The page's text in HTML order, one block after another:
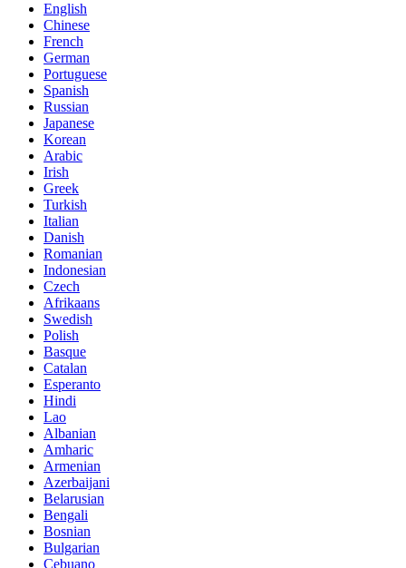
English
Chinese
French
German
Portuguese
Spanish
Russian
Japanese
Korean
Arabic
Irish
Greek
Turkish
Italian
Danish
Romanian
Indonesian
Czech
Afrikaans
Swedish
Polish
Basque
Catalan
Esperanto
Hindi
Lao
Albanian
Amharic
Armenian
Azerbaijani
Belarusian
Bengali
Bosnian
Bulgarian
Cebuano